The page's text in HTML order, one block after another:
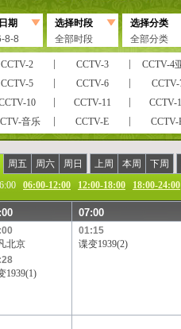
期
8-8
选择时段
全部时段
选择分类
全部分类
CCTV-2 CCTV-3 CCTV-4
CCTV-5 CCTV-6 CCTV-
10 CCTV-11 CCTV-
音乐 CCTV-E CCTV-
高清 风云足球 风云音
界地理 电视指南 怀旧剧
娱乐 CCTV-戏曲 CCTV-电
锋纪录 现代女性 英语辅
期教育 CCTV证券资讯
法律服务 高尔夫
汽摩
元围棋
南卫视 黑龙江卫视 湖北卫
周五 周六 周日 上周 本周 下周
06:00-12:00 12:00-18:00 18:00-24:00
07:00
北京
1939(1)
01:15
谍变1939(2)